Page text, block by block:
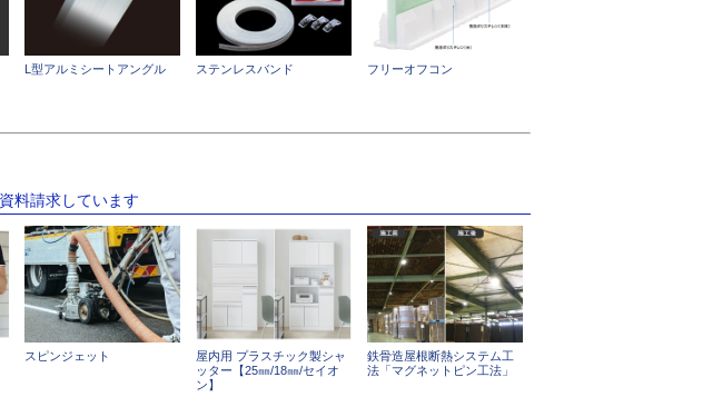
L型アルミシートアングル ステンレスバンド フリーオフコン
料請求しています
スピンジェット
屋内用 プラスチック製シャ
ッター【25㎜/18㎜/セイオ
ン】
鉄骨造屋根断熱システム工
法「マグネットピン工法」